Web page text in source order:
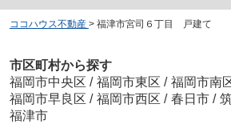
ココハウス不動産 > 福津市宮司６丁目 戸建て
市区町村から探す
福岡市中央区 / 福岡市東区 / 福岡市南
福岡市早良区 / 福岡市西区 / 春日市 /
福津市